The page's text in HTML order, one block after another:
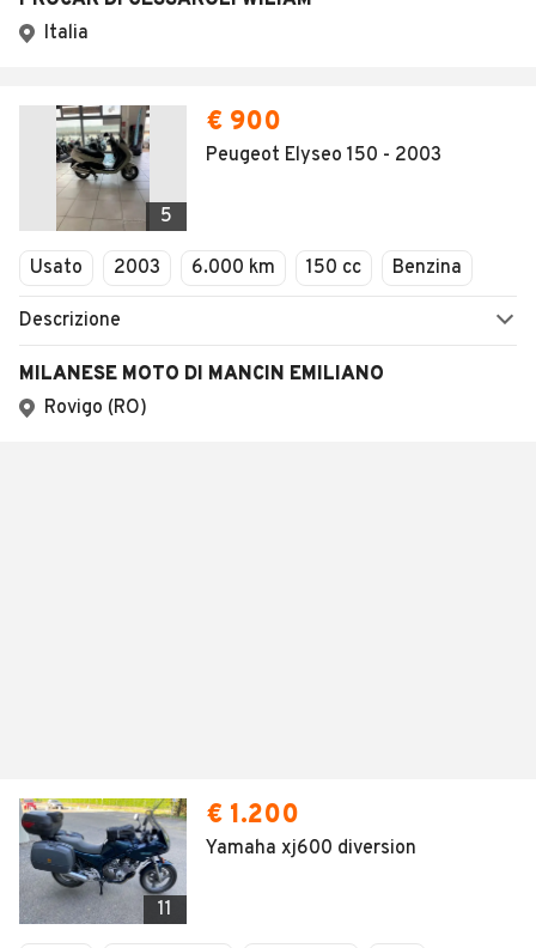
Italia
5
€ 900
Peugeot Elyseo 150 - 2003
Usato 2003 6.000 km 150 cc Benzina
Descrizione
MILANESE MOTO DI MANCIN EMILIANO
Rovigo (RO)
11
€ 1.200
Yamaha xj600 diversion